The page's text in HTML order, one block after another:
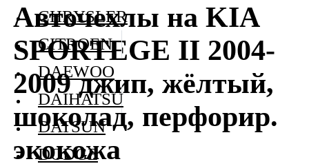
Авточехлы на KIA
SPORTEGE II 2004-
2009 джип, жёлтый,
шоколад, перфорир.
экокожа
CHRYSLER
CITROEN
DAEWOO
DAIHATSU
DATSUN
DODGE